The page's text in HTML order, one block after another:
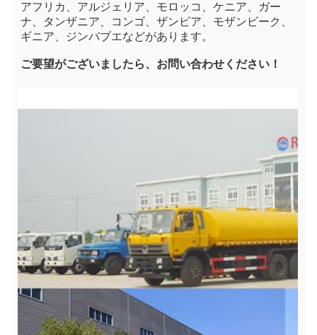
アフリカ、アルジェリア、モロッコ、ケニア、ガー
ナ、タンザニア、コンゴ、ザンビア、モザンビーク、
ギニア、ジンバブエなどがあります。
ご要望がございましたら、お問い合わせください！